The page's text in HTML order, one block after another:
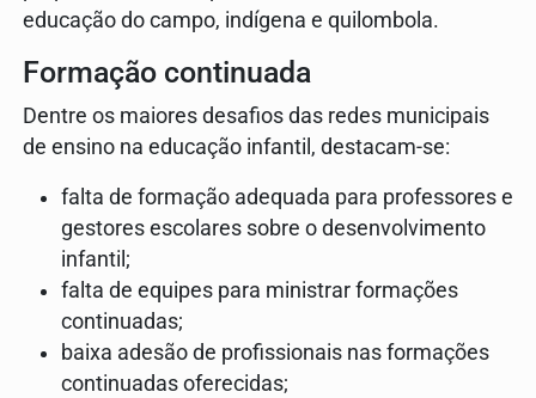
educação do campo, indígena e quilombola.
Formação continuada
Dentre os maiores desafios das redes municipais
de ensino na educação infantil, destacam-se:
falta de formação adequada para professores e
gestores escolares sobre o desenvolvimento
infantil;
falta de equipes para ministrar formações
continuadas;
baixa adesão de profissionais nas formações
continuadas oferecidas;